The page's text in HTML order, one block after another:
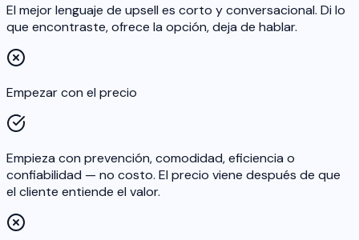
El mejor lenguaje de upsell es corto y conversacional. Di lo
que encontraste, ofrece la opción, deja de hablar.
Empezar con el precio
Empieza con prevención, comodidad, eficiencia o
confiabilidad — no costo. El precio viene después de que
el cliente entiende el valor.